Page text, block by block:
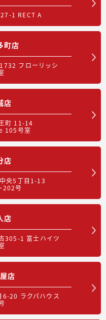
1 RECT A
町店
フローリッシ
店
町 11-14
105号室
店
央5丁目1-13
202号
店
305-1 富士ハイツ
店
6-20 ラクパハウス